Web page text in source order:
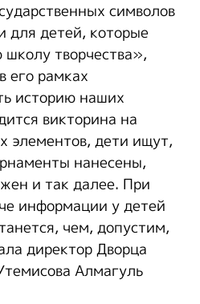
символов
для детей, которые
творчества»,
его рамках
историю наших
викторина на
элементов, дети ищут,
нанесены,
и так далее. При
информации у детей
чем, допустим,
директор Дворца
Алмагуль